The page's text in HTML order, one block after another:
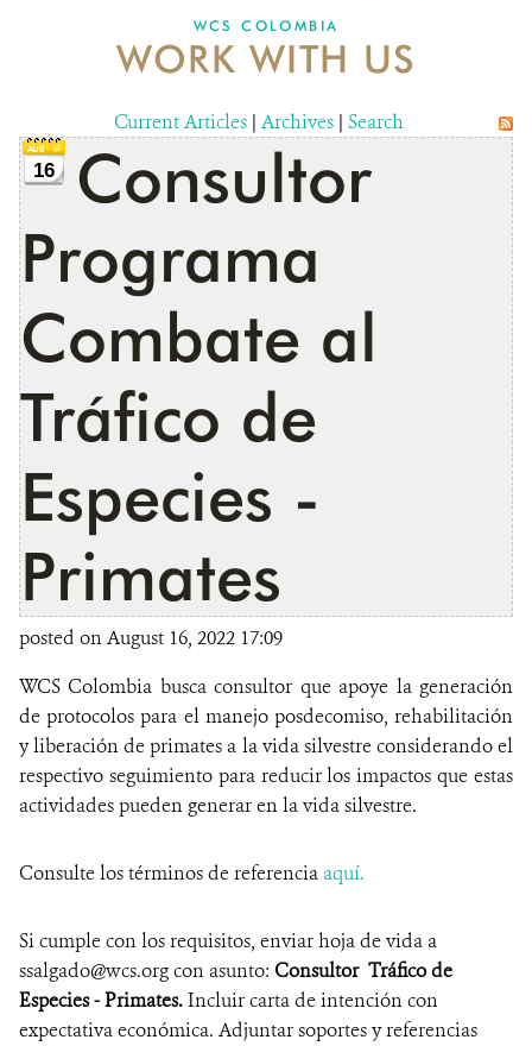
NEWS
PUBLICATIONS
ANNUAL REPORT WCS COLOMBIA
MEDIA COVERAGE
DONATE
WCS COLOMBIA
WORK WITH US
Current Articles | Archives | Search
16
Consultor
Programa
Combate al
Tráfico de
Especies -
Primates
posted on August 16, 2022 17:09
WCS Colombia busca consultor que apoye la generación
de protocolos para el manejo posdecomiso, rehabilitación
y liberación de primates a la vida silvestre considerando el
respectivo seguimiento para reducir los impactos que estas
actividades pueden generar en la vida silvestre.
Consulte los términos de referencia aquí.
Si cumple con los requisitos, enviar hoja de vida a
ssalgado@wcs.org con asunto: Consultor Tráfico de
Especies - Primates.Incluir carta de intención con
expectativa económica. Adjuntar soportes y referencias